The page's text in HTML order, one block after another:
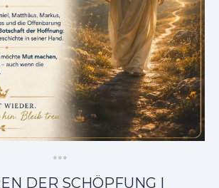
***
DER SCHÖPFUNG |